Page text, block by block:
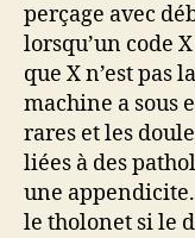
perçage avec
lorsqu’un code
que X n’est pas
machine a sous
rares et les
liées à des
une
le tholonet si le